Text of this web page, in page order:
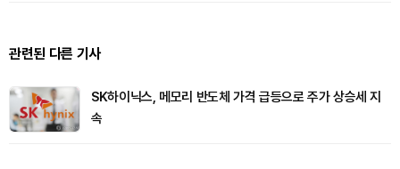
관련된 다른 기사
SK하이닉스, 메모리 반도체 가격 급등으로 주가 상승세 지
속